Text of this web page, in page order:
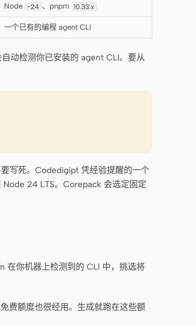
Node ~24 、pnpm 10.33.x
一个已有的编程 agent CLI
动检测你已安装的 agent CLI。要从
写死。Codedigipt 凭经验提醒的一个
24 LTS。Corepack 会选定固定
在你机器上检测到的 CLI 中，挑选将
费额度也很经用。生成就跑在这些额